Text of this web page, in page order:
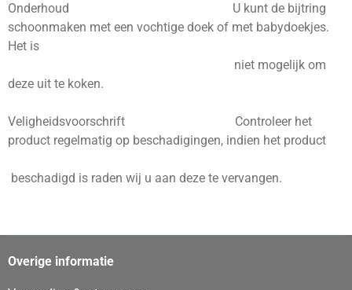
Onderhoud U kunt de bijtring
schoonmaken met een vochtige doek of met babydoekjes.
Het is
niet mogelijk om
deze uit te koken.
Veligheidsvoorschrift Controleer het
product regelmatig op beschadigingen, indien het product
beschadigd is raden wij u aan deze te vervangen.
Overige informatie